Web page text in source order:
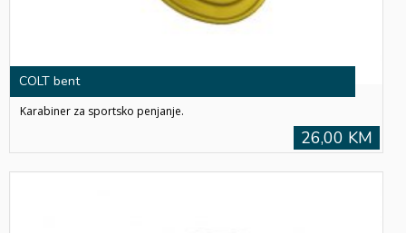
COLT bent
Karabiner za sportsko penjanje.
26,00 KM